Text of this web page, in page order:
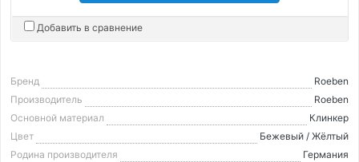
Добавить в сравнение
Бренд
Roeben
Производитель
Roeben
Основной материал
Клинкер
Цвет
Бежевый / Жёлтый
Родина производителя
Германия